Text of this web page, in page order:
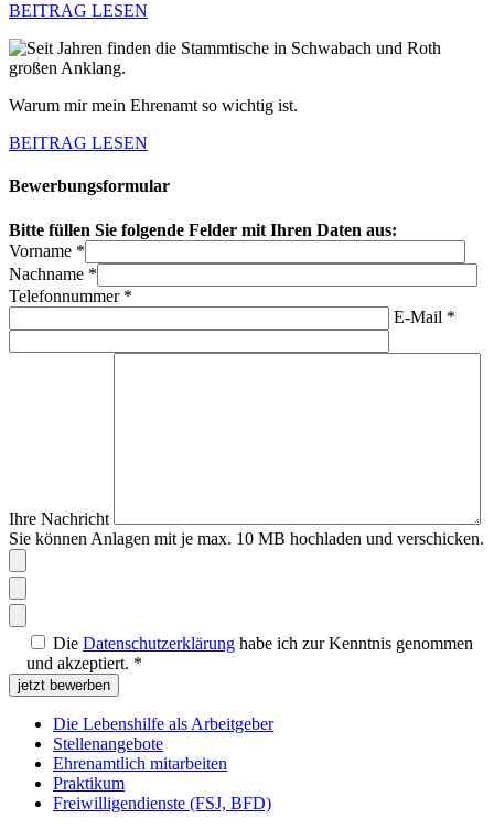
BEITRAG LESEN
Warum mir mein Ehrenamt so wichtig ist.
BEITRAG LESEN
Bewerbungsformular
Bitte füllen Sie folgende Felder mit Ihren Daten aus:
Vorname *
Nachname *
Telefonnummer *
E-Mail *
Ihre Nachricht
Sie können Anlagen mit je max. 10 MB hochladen und verschicken.
Die Datenschutzerklärung habe ich zur Kenntnis genommen
und akzeptiert. *
Die Lebenshilfe als Arbeitgeber
Stellenangebote
Ehrenamtlich mitarbeiten
Praktikum
Freiwilligendienste (FSJ, BFD)